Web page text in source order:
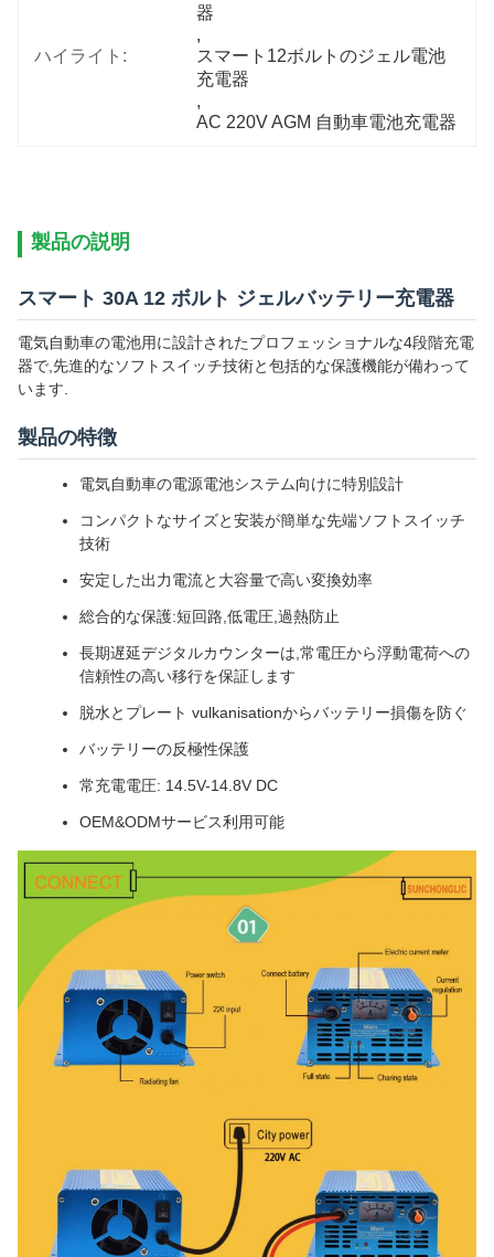
ハイライト:
器
,
スマート12ボルトのジェル電池
充電器
,
AC 220V AGM 自動車電池充電器
製品の説明
スマート 30A 12 ボルト ジェルバッテリー充電器
電気自動車の電池用に設計されたプロフェッショナルな4段階充電
器で,先進的なソフトスイッチ技術と包括的な保護機能が備わって
います.
製品の特徴
電気自動車の電源電池システム向けに特別設計
コンパクトなサイズと安装が簡単な先端ソフトスイッチ
技術
安定した出力電流と大容量で高い変換効率
総合的な保護:短回路,低電圧,過熱防止
長期遅延デジタルカウンターは,常電圧から浮動電荷への
信頼性の高い移行を保証します
脱水とプレート vulkanisationからバッテリー損傷を防ぐ
バッテリーの反極性保護
常充電電圧: 14.5V-14.8V DC
OEM&ODMサービス利用可能